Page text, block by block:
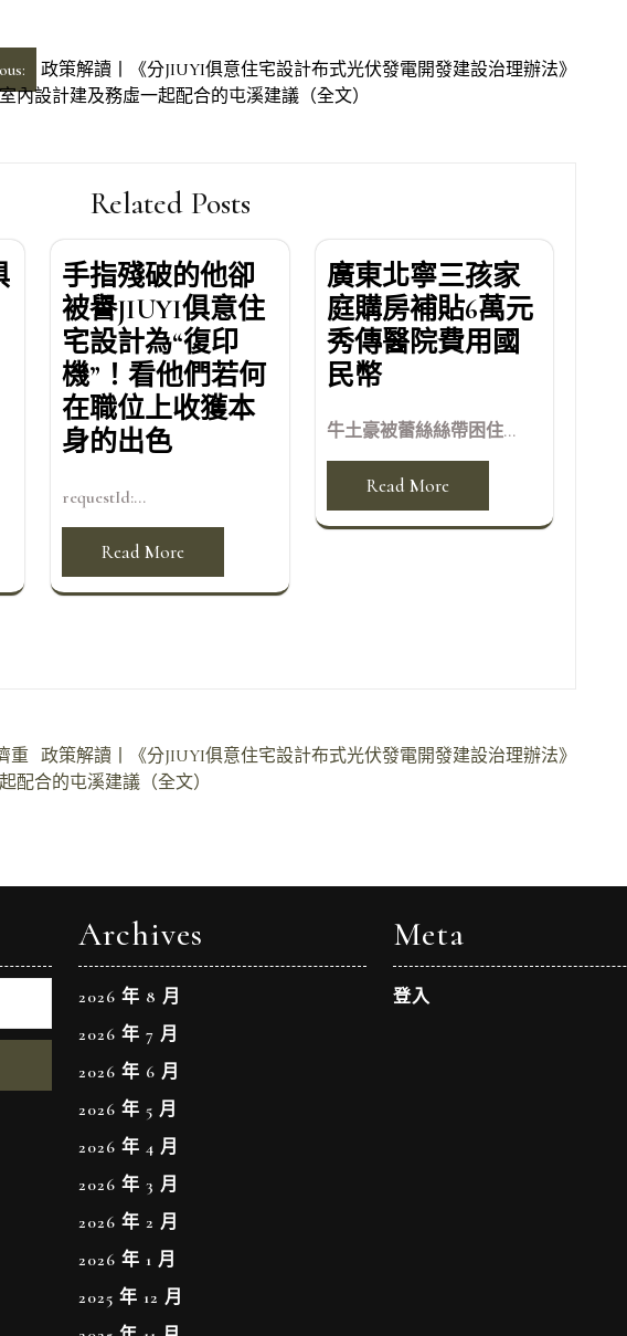
政策解讀丨《分JIUYI俱意住宅設計布式光伏發電開發建設治理辦法》
內設計建及務虛一起配合的屯溪建議（全文）
Related Posts
手指殘破的他卻
被譽JIUYI俱意住
宅設計為“復印
機”！看他們若何
在職位上收獲本
身的出色
requestId:...
Read More
廣東北寧三孩家
庭購房補貼6萬元
秀傳醫院費用國
民幣
牛土豪被蕾絲絲帶困住...
Read More
政策解讀丨《分JIUYI俱意住宅設計布式光伏發電開發建設治理辦法》
重
配合的屯溪建議（全文）
Archives
2026 年 8 月
2026 年 7 月
2026 年 6 月
2026 年 5 月
2026 年 4 月
2026 年 3 月
2026 年 2 月
2026 年 1 月
2025 年 12 月
Meta
登入